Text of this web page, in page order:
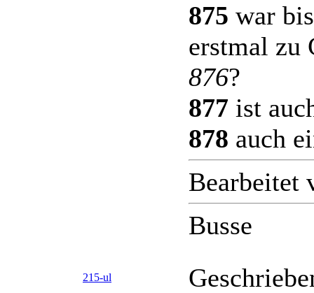
875 war
erstmal zu
876?
877 ist
878 auch
Bearbeitet
Busse
215-ul